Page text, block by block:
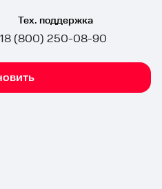
Тех. поддержка
8 (800) 250-08-90